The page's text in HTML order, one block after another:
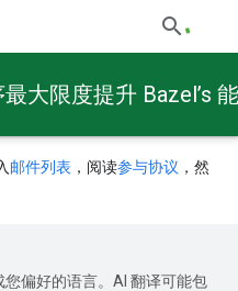
大限度提升 Bazel’s
邮件列表 ，阅读参与协议 ，然
偏好的语言。AI 翻译可能包